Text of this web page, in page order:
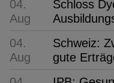
04.
Aug
Schloss
04.
Aug
Schweiz:
gute